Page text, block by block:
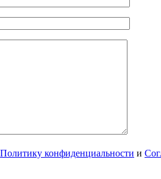
Политику конфиденциальности и